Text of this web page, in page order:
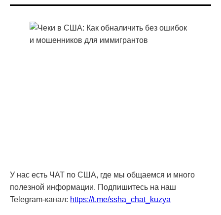
У нас есть ЧАТ по США, где мы общаемся и много
полезной информации. Подпишитесь на наш
Telegram-канал: https://t.me/ssha_chat_kuzya